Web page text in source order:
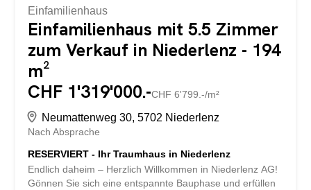
Einfamilienhaus
Einfamilienhaus mit 5.5 Zimmer
zum Verkauf in Niederlenz - 194
m²
CHF 1'319'000.-CHF 6'799.-/m²
Neumattenweg 30, 5702 Niederlenz
Nach Absprache
RESERVIERT - Ihr Traumhaus in Niederlenz
Endlich daheim – Herzlich Willkommen in Niederlenz AG!
Gönnen Sie sich eine entspannte Bauphase und erfüllen